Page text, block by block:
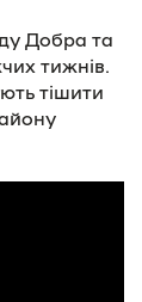
Добра та
тижнів.
тішити